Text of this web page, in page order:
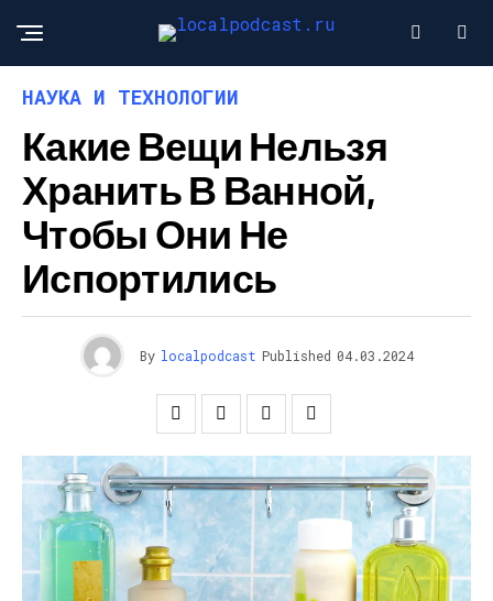
НАУКА И ТЕХНОЛОГИИ
Какие Вещи Нельзя
Хранить В Ванной,
Чтобы Они Не
Испортились
By localpodcast Published 04.03.2024